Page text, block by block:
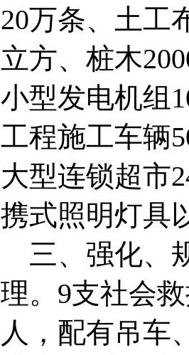
20万条、土工
立方、桩木
小型发电机组
工程施工车辆
大型连锁超市
携式照明灯具
三、强化、
理。9支社会
人，配有吊车